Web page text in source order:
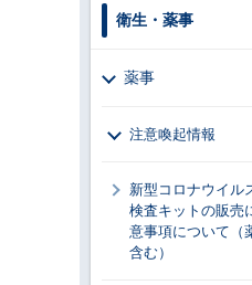
衛生・薬事
薬事
注意喚起情報
新型コロナウイル
検査キットの販売
意事項について（
含む）